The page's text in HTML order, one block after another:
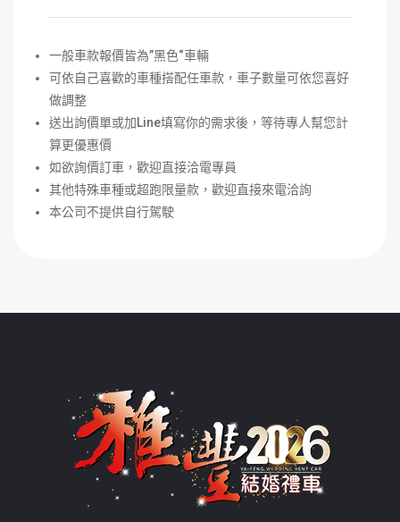
一般車款報價皆為”黑色“車輛
可依自己喜歡的車種搭配任車款，車子數量可依您喜好
做調整
送出詢價單或加Line填寫你的需求後，等待專人幫您計
算更優惠價
如欲詢價訂車，歡迎直接洽電專員
其他特殊車種或超跑限量款，歡迎直接來電洽詢
本公司不提供自行駕駛